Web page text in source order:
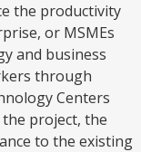
the productivity
or MSMEs
and business
through
Centers
project, the
to the existing